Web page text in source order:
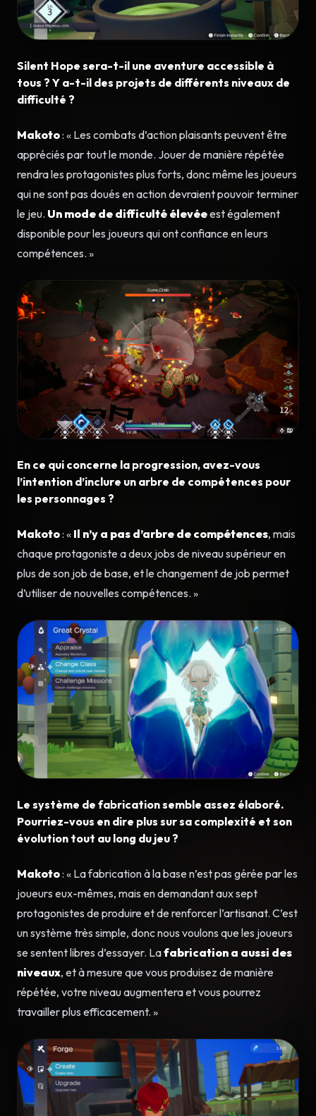
Silent Hope sera-t-il une aventure accessible à
tous ? Y a-t-il des projets de différents niveaux de
difficulté ?
Makoto: « Les combats d’action plaisants peuvent être
appréciés par tout le monde. Jouer de manière répétée
rendra les protagonistes plus forts, donc même les joueurs
qui ne sont pas doués en action devraient pouvoir terminer
le jeu. Un mode de difficulté élevéeest également
disponible pour les joueurs qui ont confiance en leurs
compétences. »
En ce qui concerne la progression, avez-vous
l’intention d’inclure un arbre de compétences pour
les personnages ?
Makoto: « Il n’y a pas d’arbre de compétences, mais
chaque protagoniste a deux jobs de niveau supérieur en
plus de son job de base, et le changement de job permet
d’utiliser de nouvelles compétences. »
Le système de fabrication semble assez élaboré.
Pourriez-vous en dire plus sur sa complexité et son
évolution tout au long du jeu ?
Makoto: « La fabrication à la base n’est pas gérée par les
joueurs eux-mêmes, mais en demandant aux sept
protagonistes de produire et de renforcer l’artisanat. C’est
un système très simple, donc nous voulons que les joueurs
se sentent libres d’essayer. Lafabrication a aussi des
niveaux, et à mesure que vous produisez de manière
répétée, votre niveau augmentera et vous pourrez
travailler plus efficacement. »